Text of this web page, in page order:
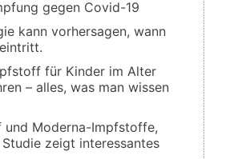
gegen Covid-19
kann vorhersagen, wann
für Kinder im Alter
– alles, was man wissen
Moderna-Impfstoffe,
zeigt interessantes